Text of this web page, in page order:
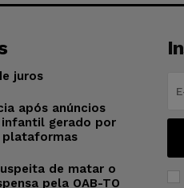
juros
após anúncios
gerado por
plataformas
de matar o
pela OAB-TO